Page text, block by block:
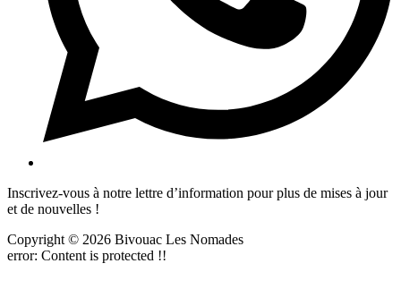
Inscrivez-vous à notre lettre d’information pour plus de mises à jour
et de nouvelles !
Copyright © 2026 Bivouac Les Nomades
error: Content is protected !!